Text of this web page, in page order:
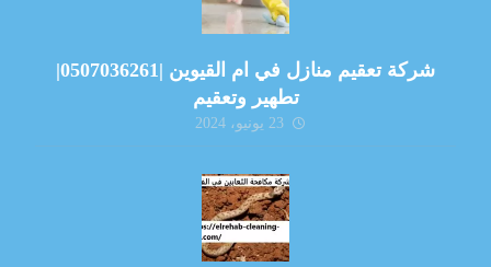
شركة تعقيم منازل في ام القيوين |0507036261|
تطهير وتعقيم
23 يونيو، 2024